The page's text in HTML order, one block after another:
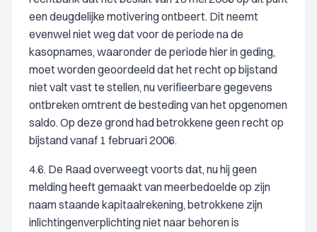
een deugdelijke motivering ontbeert. Dit neemt
evenwel niet weg dat voor de periode na de
kasopnames, waaronder de periode hier in geding,
moet worden geoordeeld dat het recht op bijstand
niet valt vast te stellen, nu verifieerbare gegevens
ontbreken omtrent de besteding van het opgenomen
saldo. Op deze grond had betrokkene geen recht op
bijstand vanaf 1 februari 2006.
4.6. De Raad overweegt voorts dat, nu hij geen
melding heeft gemaakt van meerbedoelde op zijn
naam staande kapitaalrekening, betrokkene zijn
inlichtingenverplichting niet naar behoren is